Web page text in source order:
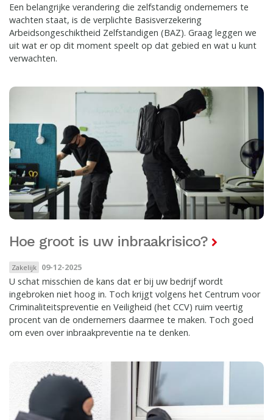
Een belangrijke verandering die zelfstandig ondernemers te
wachten staat, is de verplichte Basisverzekering
Arbeidsongeschiktheid Zelfstandigen (BAZ). Graag leggen we
uit wat er op dit moment speelt op dat gebied en wat u kunt
verwachten.
Hoe groot is uw inbraakrisico?
Zakelijk 09-12-2025
U schat misschien de kans dat er bij uw bedrijf wordt
ingebroken niet hoog in. Toch krijgt volgens het Centrum voor
Criminaliteitspreventie en Veiligheid (het CCV) ruim veertig
procent van de ondernemers daarmee te maken. Toch goed
om even over inbraakpreventie na te denken.